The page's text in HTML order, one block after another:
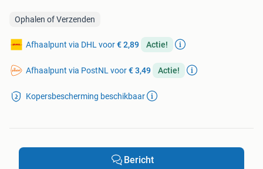
Ophalen of Verzenden
Afhaalpunt via DHL voor€ 2,89 Actie!
Afhaalpunt via PostNL voor€ 3,49 Actie!
Kopersbescherming beschikbaar
Bericht